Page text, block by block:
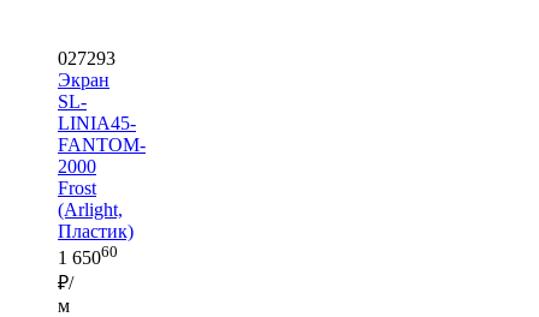
027293
Экран
SL-
LINIA45-
FANTOM-
2000
Frost
(Arlight,
Пластик)
1 65060
₽/
м